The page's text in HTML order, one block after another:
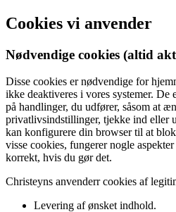
Cookies vi anvender
Nødvendige cookies (altid
Disse cookies er nødvendige for
ikke deaktiveres i vores systemer. De
på handlinger, du udfører, såsom at
privatlivsindstillinger, tjekke ind eller
kan konfigurere din browser til at
visse cookies, fungerer nogle
korrekt, hvis du gør det.
Christeyns anvenderr cookies af
Levering af ønsket indhold.